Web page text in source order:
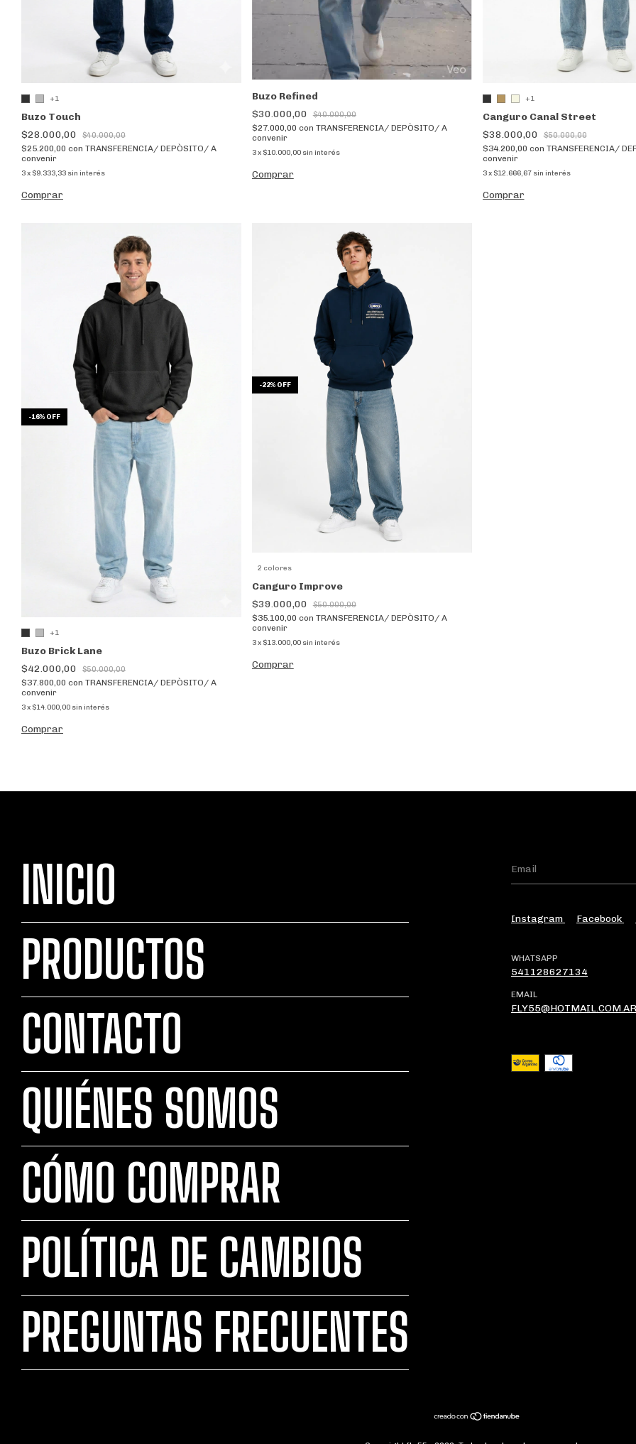
+1
Buzo Touch
$28.000,00
$40.000,00
$25.200,00 con TRANSFERENCIA/ DEPÒSITO/ A
convenir
3x $9.333,33 sin interés
Comprar
Buzo Refined
$30.000,00
$40.000,00
$27.000,00 con TRANSFERENCIA/ DEPÒSITO/ A
convenir
3x $10.000,00 sin interés
Comprar
+1
Canguro Canal Street
$38.000,00
$50.000,00
$34.200,00 con TRANSFERENCIA/
convenir
3 x $12.666,67 sin interés
Comprar
-16% OFF
+1
Buzo Brick Lane
$42.000,00
$50.000,00
$37.800,00 con TRANSFERENCIA/ DEPÒSITO/ A
convenir
3x $14.000,00 sin interés
Comprar
-22% OFF
2 colores
Canguro Improve
$39.000,00
$50.000,00
$35.100,00 con TRANSFERENCIA/ DEPÒSITO/ A
convenir
3x $13.000,00 sin interés
Comprar
INICIO
PRODUCTOS
CONTACTO
QUIÉNES SOMOS
CÓMO COMPRAR
POLÍTICA DE CAMBIOS
PREGUNTAS FRECUENTES
Instagram Facebook
WHATSAPP
541128627134
EMAIL
FLY55@HOTMAIL.COM.AR